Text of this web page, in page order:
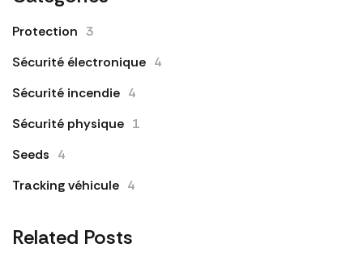
Protection 3
Sécurité électronique 4
Sécurité incendie 4
Sécurité physique 1
Seeds 4
Tracking véhicule 4
Related Posts